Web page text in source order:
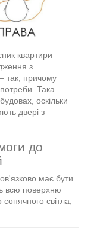
квартири
з
– так, причому
Така
оскільки
двері з
до
має бути
всю поверхню
світла,